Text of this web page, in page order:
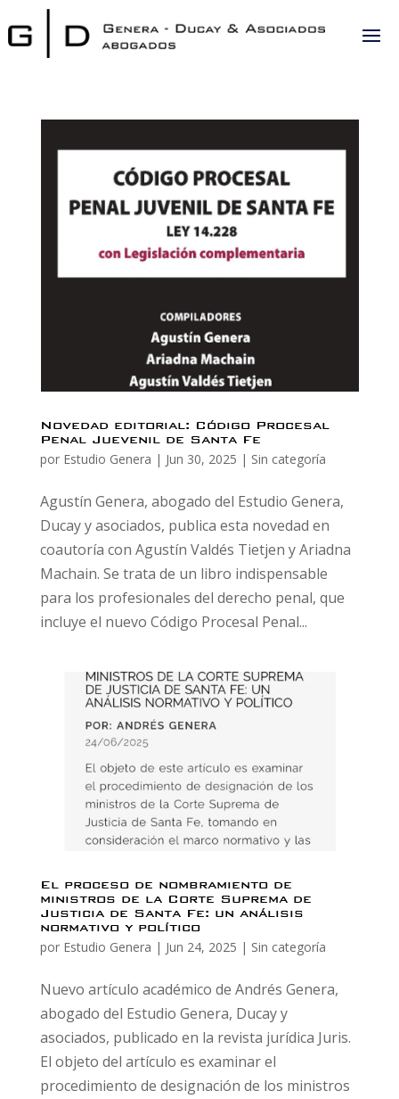
Novedad editorial: Código Procesal
Penal Juevenil de Santa Fe
por Estudio Genera | Jun 30, 2025 | Sin categoría
Agustín Genera, abogado del Estudio Genera,
Ducay y asociados, publica esta novedad en
coautoría con Agustín Valdés Tietjen y Ariadna
Machain. Se trata de un libro indispensable
para los profesionales del derecho penal, que
incluye el nuevo Código Procesal Penal...
El proceso de nombramiento de
ministros de la Corte Suprema de
Justicia de Santa Fe: un análisis
normativo y político
por Estudio Genera | Jun 24, 2025 | Sin categoría
Nuevo artículo académico de Andrés Genera,
abogado del Estudio Genera, Ducay y
asociados, publicado en la revista jurídica Juris.
El objeto del artículo es examinar el
procedimiento de designación de los ministros